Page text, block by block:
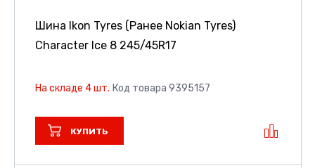
Шина Ikon Tyres (Ранее Nokian Tyres)
Character Ice 8 245/45R17
На складе 4 шт. Код товара 9395157
КУПИТЬ